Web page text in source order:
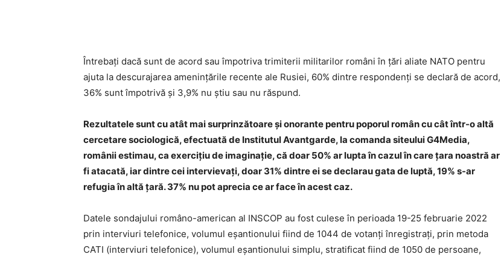
Întrebați dacă sunt de acord sau împotriva trimiterii militarilor români în țări aliate NATO pentru
ajuta la descurajarea amenințările recente ale Rusiei, 60% dintre respondenți se declară de acord,
36% sunt împotrivă și 3,9% nu știu sau nu răspund.
Rezultatele sunt cu atât mai surprinzătoare și onorante pentru poporul român cu cât într-o altă
cercetare sociologică, efectuată de Institutul Avantgarde, la comanda siteului G4Media,
românii estimau, ca exercițiu de imaginație, că doar 50% ar lupta în cazul în care țara noastră ar
fi atacată, iar dintre cei intervievați, doar 31% dintre ei se declarau gata de luptă, 19% s-ar
refugia în altă țară. 37% nu pot aprecia ce ar face în acest caz.
Datele sondajului româno-american al INSCOP au fost culese în perioada 19-25 februarie 2022
prin interviuri telefonice, volumul eșantionului fiind de 1044 de votanți înregistrați, prin metoda
CATI (interviuri telefonice), volumul eșantionului simplu, stratificat fiind de 1050 de persoane,